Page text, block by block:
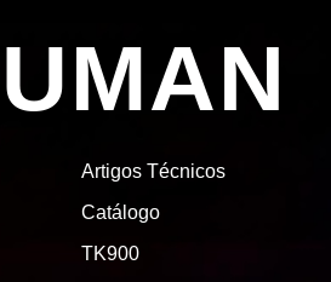
Artigos Técnicos
Catálogo
TK900